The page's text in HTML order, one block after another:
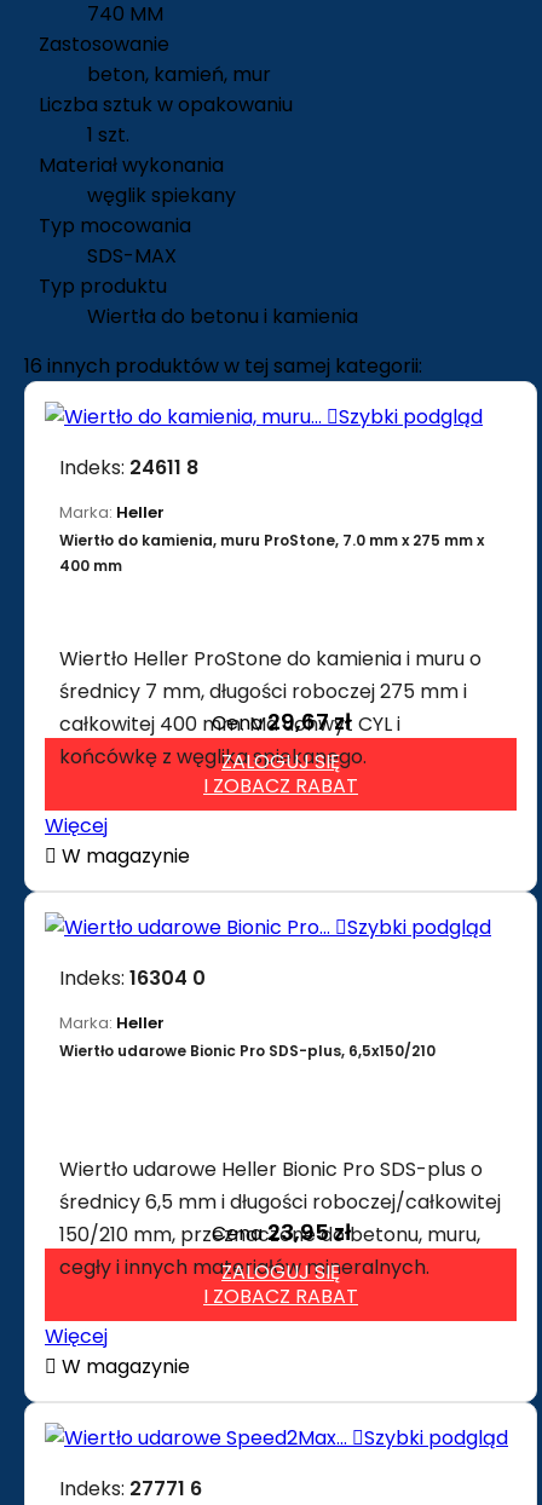
740 MM
Zastosowanie
beton, kamień, mur
Liczba sztuk w opakowaniu
1 szt.
Materiał wykonania
węglik spiekany
Typ mocowania
SDS-MAX
Typ produktu
Wiertła do betonu i kamienia
16 innych produktów w tej samej kategorii:
Szybki podgląd
Indeks: 24611 8
Marka: Heller
Wiertło do kamienia, muru ProStone, 7.0 mm x 275 mm x
400 mm
Wiertło Heller ProStone do kamienia i muru o
średnicy 7 mm, długości roboczej 275 mm i
całkowitej 400 mm. Ma uchwyt CYL i
końcówkę z węglika spiekanego.
Cena29,67 zł
ZALOGUJ SIĘ
I ZOBACZ RABAT
Więcej
 W magazynie
Szybki podgląd
Indeks: 16304 0
Marka: Heller
Wiertło udarowe Bionic Pro SDS-plus, 6,5x150/210
Wiertło udarowe Heller Bionic Pro SDS-plus o
średnicy 6,5 mm i długości roboczej/całkowitej
150/210 mm, przeznaczone do betonu, muru,
cegły i innych materiałów mineralnych.
Cena23,95 zł
ZALOGUJ SIĘ
I ZOBACZ RABAT
Więcej
 W magazynie
Szybki podgląd
Indeks: 27771 6